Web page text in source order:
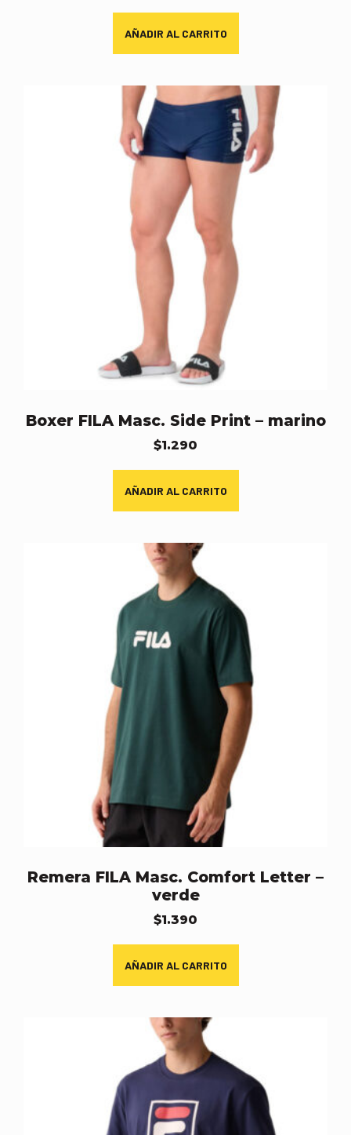
AÑADIR AL CARRITO
Boxer FILA Masc. Side Print – marino
$1.290
AÑADIR AL CARRITO
Remera FILA Masc. Comfort Letter –
verde
$1.390
AÑADIR AL CARRITO